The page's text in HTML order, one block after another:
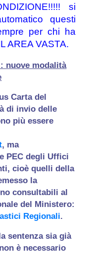
si
o questi
per chi ha
AREA VASTA.
nuove modalità
Carta del
di invio delle
più essere
, ma
PEC degli Uffici
cioè quelli della
la
consultabili al
del Ministero:
Regionali.
sentenza sia già
è necessario